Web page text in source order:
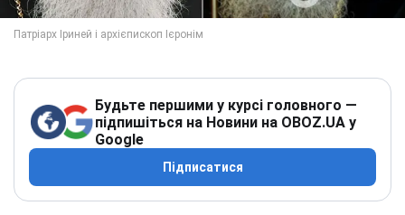
Будьте першими у курсі головного —
підпишіться на Новини на OBOZ.UA у
Google
Підписатися